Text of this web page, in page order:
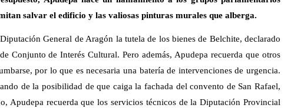
salvar el edificio y las valiosas pinturas murales que alberga.
General de Aragón la tutela de los bienes de Belchite, declarado
Conjunto de Interés Cultural. Pero además, Apudepa recuerda que otros
por lo que es necesaria una batería de intervenciones de urgencia.
de la posibilidad de que caiga la fachada del convento de San Rafael,
Apudepa recuerda que los servicios técnicos de la Diputación Provincial